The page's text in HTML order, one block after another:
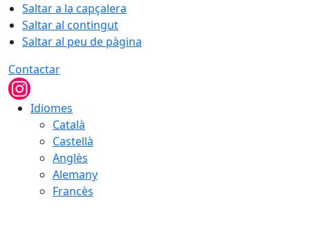
Saltar a la capçalera
Saltar al contingut
Saltar al peu de pàgina
Contactar
Idiomes
Català
Castellà
Anglès
Alemany
Francès